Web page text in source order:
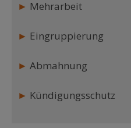
► Mehrarbeit
► Eingruppierung
► Abmahnung
► Kündigungsschutz